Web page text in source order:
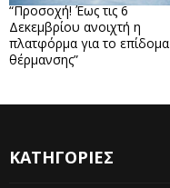
“Προσοχή! Έως τις 6
Δεκεμβρίου ανοιχτή η
πλατφόρμα για το επίδομα
θέρμανσης”
ΚΑΤΗΓΟΡΙΕΣ